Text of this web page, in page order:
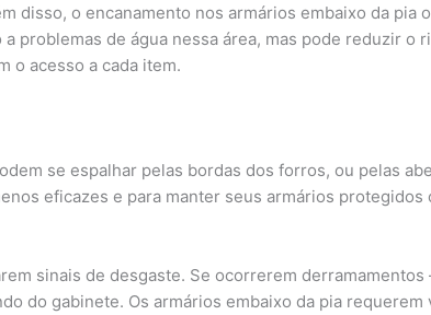
disso, o encanamento nos armários embaixo da pia
problemas de água nessa área, mas pode reduzir o
o acesso a cada item.
se espalhar pelas bordas dos forros, ou pelas
eficazes e para manter seus armários protegidos
sinais de desgaste. Se ocorrerem derramamentos
do gabinete. Os armários embaixo da pia requerem